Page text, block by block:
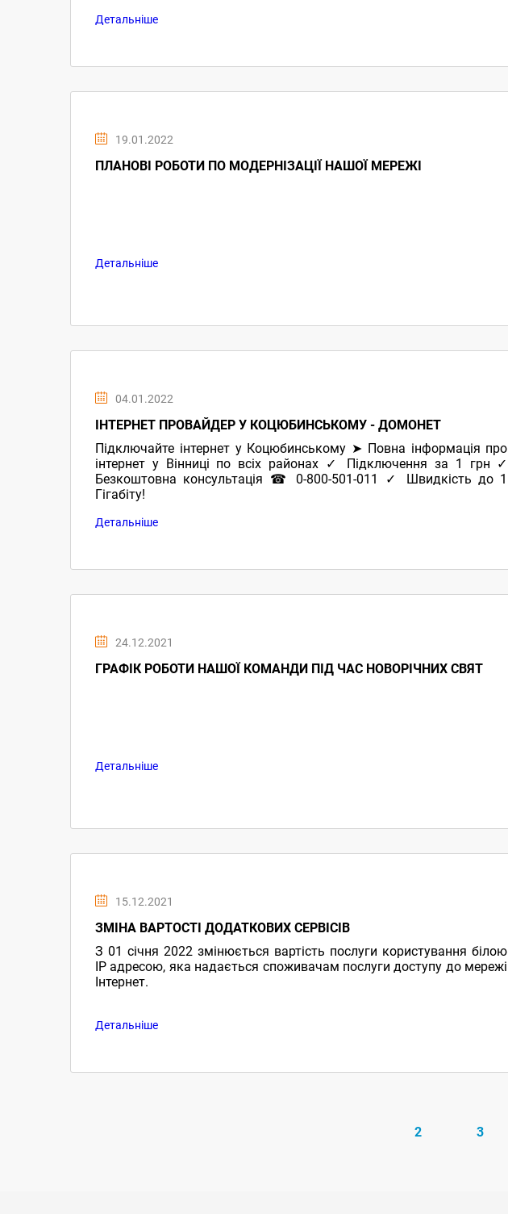
будь-які режим роботи при надзвичайному або воєнному стані в
Детальніше
19.01.2022
ПЛАНОВІ РОБОТИ ПО МОДЕРНІЗАЦІЇ НАШОЇ МЕРЕЖІ
Детальніше
04.01.2022
ІНТЕРНЕТ ПРОВАЙДЕР У КОЦЮБИНСЬКОМУ - ДОМОНЕТ
Підключайте інтернет у Коцюбинському ➤ Повна інформація про
інтернет у Вінниці по всіх районах ✓ Підключення за 1 грн ✓
Безкоштовна консультація ☎ 0-800-501-011 ✓ Швидкість до 1
Гігабіту!
Детальніше
24.12.2021
ГРАФІК РОБОТИ НАШОЇ КОМАНДИ ПІД ЧАС НОВОРІЧНИХ СВЯТ
Детальніше
15.12.2021
ЗМІНА ВАРТОСТІ ДОДАТКОВИХ СЕРВІСІВ
З 01 січня 2022 змінюється вартість послуги користування білою
ІР адресою, яка надається споживачам послуги доступу до мережі
Інтернет.
Детальніше
2 3